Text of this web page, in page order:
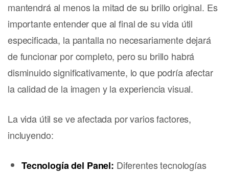
mantendrá al menos la mitad de su brillo original. Es
importante entender que al final de su vida útil
especificada, la pantalla no necesariamente dejará
de funcionar por completo, pero su brillo habrá
disminuido significativamente, lo que podría afectar
la calidad de la imagen y la experiencia visual.
La vida útil se ve afectada por varios factores,
incluyendo:
Tecnología del Panel: Diferentes tecnologías